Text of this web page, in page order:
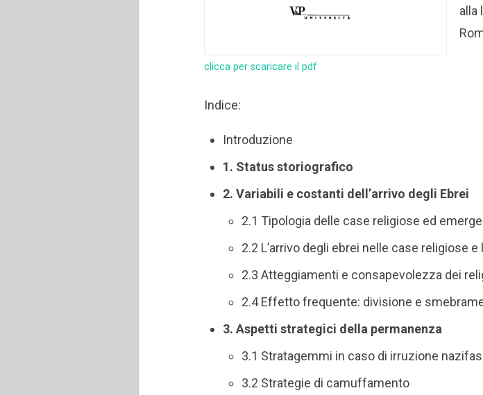
clicca per scaricare il pdf
alla
Indice:
Introduzione
1. Status storiografico
2. Variabili e costanti dell’arrivo degli Ebrei
2.1 Tipologia delle case religiose ed
2.2 L’arrivo degli ebrei nelle case religiose
2.3 Atteggiamenti e consapevolezza dei
2.4 Effetto frequente: divisione e
3. Aspetti strategici della permanenza
3.1 Stratagemmi in caso di irruzione
3.2 Strategie di camuffamento